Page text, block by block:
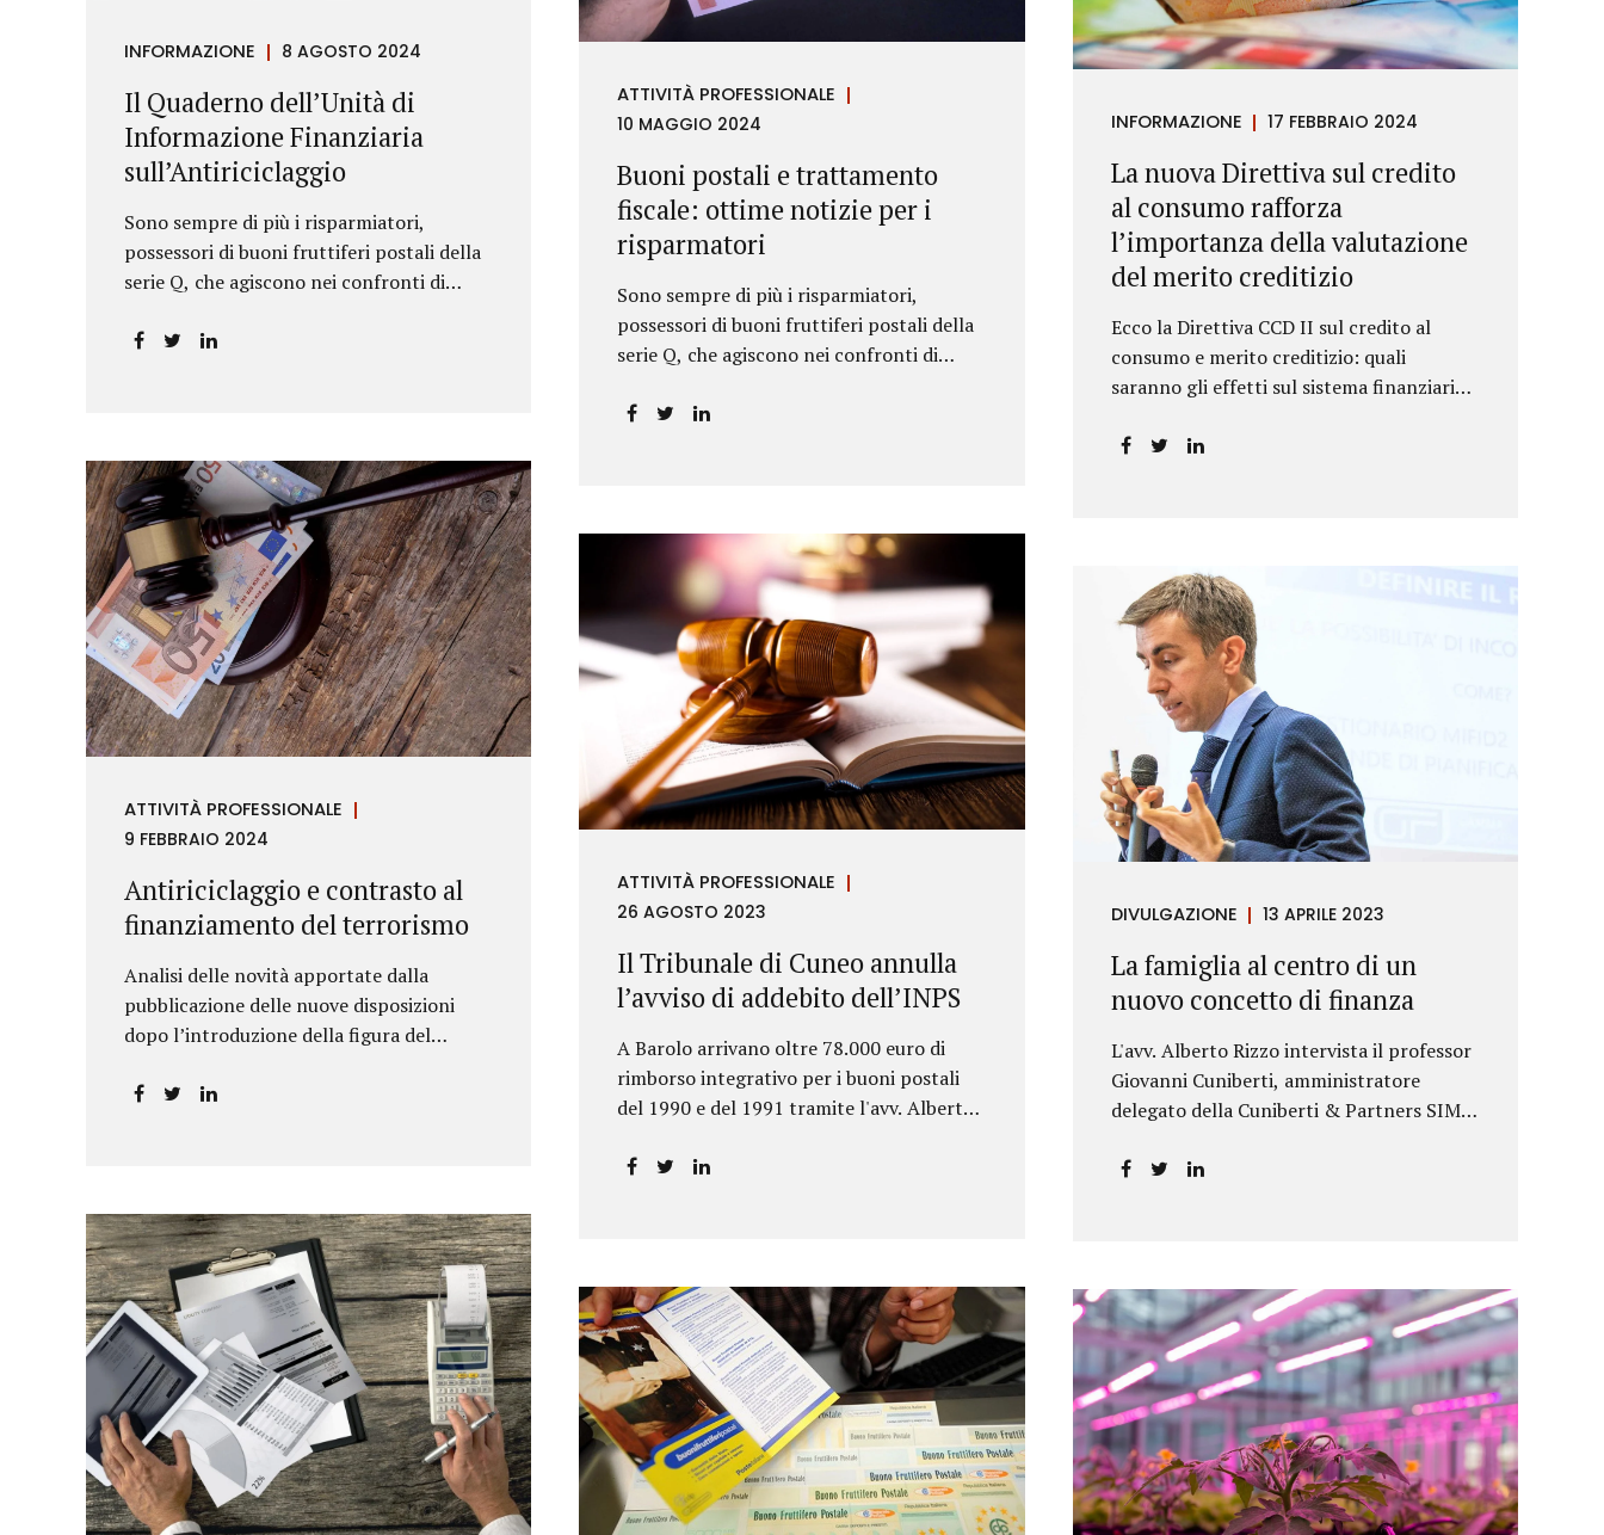
numero l’approfondimento è dedicato, in
particolare: alla recente normativa della
Package), tra cui il Regolamento
Antiriciclaggio e la Direttiva AML;
all’AMLA, ovvero alla nuova Autorità
europea che inizierà...
INFORMAZIONE 8 AGOSTO 2024
Il Quaderno dell’Unità di
Informazione Finanziaria
sull’Antiriciclaggio
Sono sempre di più i risparmiatori,
possessori di buoni fruttiferi postali della
serie Q, che agiscono nei confronti di
ATTIVITÀ PROFESSIONALE
10 MAGGIO 2024
Buoni postali e trattamento
fiscale: ottime notizie per i
risparmatori
Sono sempre di più i risparmiatori,
possessori di buoni fruttiferi postali della
serie Q, che agiscono nei confronti di
INFORMAZIONE 17 FEBBRAIO 2024
La nuova Direttiva sul credito
al consumo rafforza
l’importanza della valutazione
del merito creditizio
Ecco la Direttiva CCD II sul credito al
consumo e merito creditizio: quali
saranno gli effetti sul sistema finanziario e
ATTIVITÀ PROFESSIONALE
9 FEBBRAIO 2024
Antiriciclaggio e contrasto al
finanziamento del terrorismo
Analisi delle novità apportate dalla
pubblicazione delle nuove disposizioni
dopo l’introduzione della figura del
ATTIVITÀ PROFESSIONALE
26 AGOSTO 2023
Il Tribunale di Cuneo annulla
l’avviso di addebito dell’INPS
A Barolo arrivano oltre 78.000 euro di
rimborso integrativo per i buoni postali
del 1990 e del 1991 tramite l'avv. Alberto
DIVULGAZIONE 13 APRILE 2023
La famiglia al centro di un
nuovo concetto di finanza
L'avv. Alberto Rizzo intervista il professor
Giovanni Cuniberti, amministratore
delegato della Cuniberti & Partners SIM